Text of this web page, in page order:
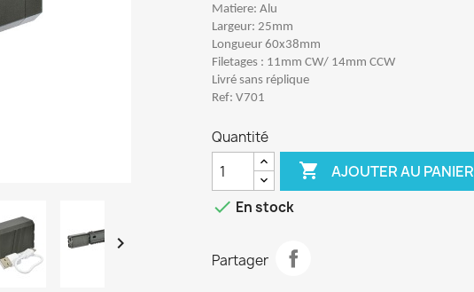

Matiere: Alu
Largeur: 25mm
Longueur 60x38mm
Filetages : 11mm CW/ 14mm CCW
Livré sans réplique
Ref: V701
Quantité
 AJOUTER AU PANIER
 En stock
Partager